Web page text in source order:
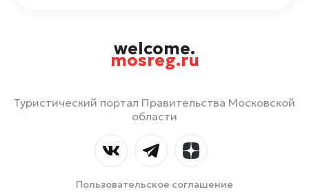
welcome.
mosreg.ru
Туристический портал Правительства Московской
области
Пользовательское соглашение